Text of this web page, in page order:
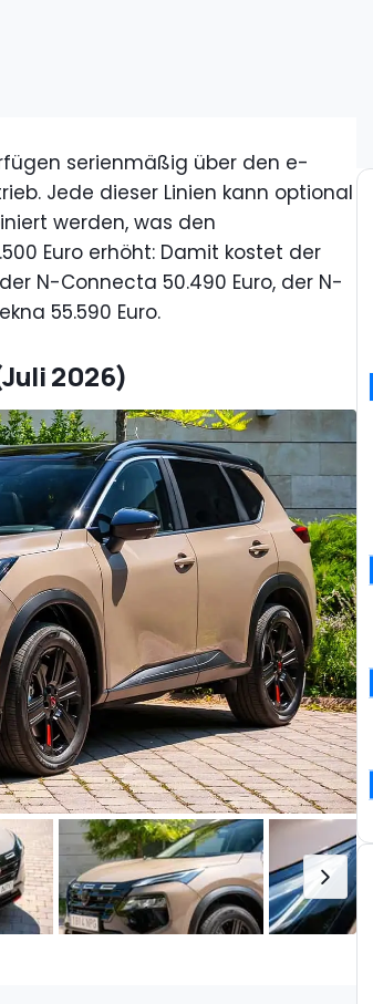
serienmäßig über den e-
Jede dieser Linien kann optional
werden, was den
Euro erhöht: Damit kostet der
N-Connecta 50.490 Euro, der N-
55.590 Euro.
2026)